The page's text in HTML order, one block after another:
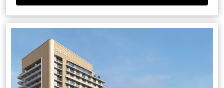
Представлять на рассмотрение